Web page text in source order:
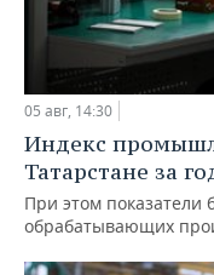
05 авг, 14:30
Индекс
Татарстане за
При этом показатели
обрабатывающих